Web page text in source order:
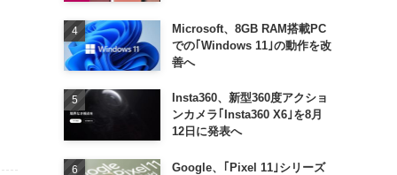
Microsoft、8GB RAM搭載PC
での｢Windows 11｣の動作を改
善へ
Insta360、新型360度アクショ
ンカメラ｢Insta360 X6｣を8月
12日に発表へ
Google、｢Pixel 11｣シリーズ